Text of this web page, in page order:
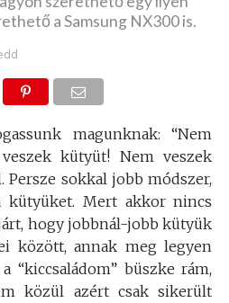
a Samsung NX300 is.
magunknak: “Nem
kütyüt! Nem veszek
Persze sokkal jobb módszer,
Mert akkor nincs
hogy jobbnál-jobb kütyük
között, annak meg legyen
“kiccsaládom” büszke rám,
közül azért csak sikerült